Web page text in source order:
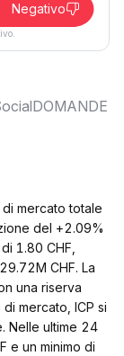
Negativo
DOMANDE
mercato totale
del +2.09%
1.80 CHF,
CHF. La
una riserva
mercato, ICP si
Nelle ultime 24
e un minimo di